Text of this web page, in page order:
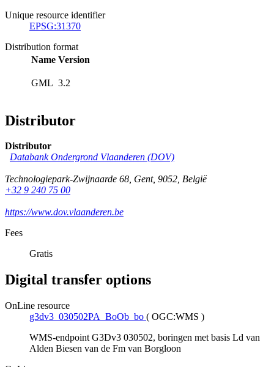
Unique resource identifier
EPSG:31370
Distribution format
Name Version
GML 3.2
Distributor
Distributor
Databank Ondergrond Vlaanderen (DOV)
Technologiepark-Zwijnaarde 68, Gent, 9052, België
+32 9 240 75 00
https://www.dov.vlaanderen.be
Fees
Gratis
Digital transfer options
OnLine resource
g3dv3_030502PA_BoOb_bo ( OGC:WMS )
WMS-endpoint G3Dv3 030502, boringen met basis Ld van
Alden Biesen van de Fm van Borgloon